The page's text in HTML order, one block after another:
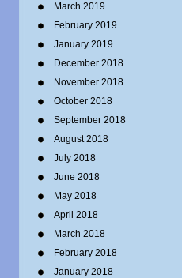
March 2019
February 2019
January 2019
December 2018
November 2018
October 2018
September 2018
August 2018
July 2018
June 2018
May 2018
April 2018
March 2018
February 2018
January 2018